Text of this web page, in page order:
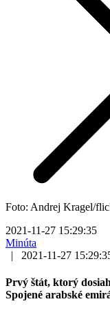
Foto: Andrej Kragel/
2021-11-27 15:29:35
Minúta
|
2021-11-27
Prvý štát, ktorý
Spojené arabské